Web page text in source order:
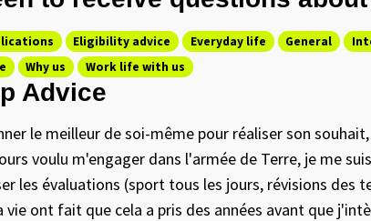
Eligibility advice Everyday life General
Why us Work life with us
Advice
le meilleur de soi-même pour réaliser son
voulu m'engager dans l'armée de Terre, je me
les évaluations (sport tous les jours, révisions des
vie ont fait que cela a pris des années avant que